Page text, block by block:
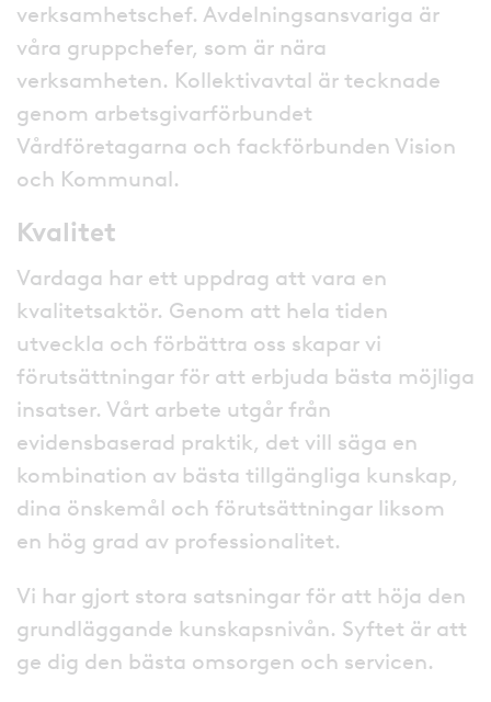
verksamhetschef. Avdelningsansvariga är
våra gruppchefer, som är nära
verksamheten. Kollektivavtal är tecknade
genom arbetsgivarförbundet
Vårdföretagarna och fackförbunden Vision
och Kommunal.
Kvalitet
Vardaga har ett uppdrag att vara en
kvalitetsaktör. Genom att hela tiden
utveckla och förbättra oss skapar vi
förutsättningar för att erbjuda bästa möjliga
insatser. Vårt arbete utgår från
evidensbaserad praktik, det vill säga en
kombination av bästa tillgängliga kunskap,
dina önskemål och förutsättningar liksom
en hög grad av professionalitet.
Vi har gjort stora satsningar för att höja den
grundläggande kunskapsnivån. Syftet är att
ge dig den bästa omsorgen och servicen.